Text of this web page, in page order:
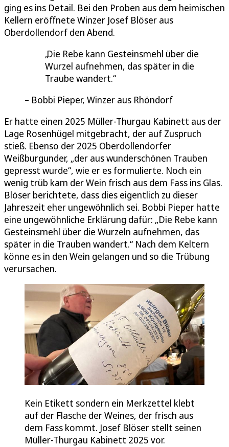
ging es ins Detail. Bei den Proben aus dem heimischen
Kellern eröffnete Winzer Josef Blöser aus
Oberdollendorf den Abend.
Die Rebe kann Gesteinsmehl über die
Wurzel aufnehmen, das später in die
Traube wandert.
Bobbi Pieper, Winzer aus Rhöndorf
Er hatte einen 2025 Müller-Thurgau Kabinett aus der
Lage Rosenhügel mitgebracht, der auf Zuspruch
stieß. Ebenso der 2025 Oberdollendorfer
Weißburgunder, „der aus wunderschönen Trauben
gepresst wurde“, wie er es formulierte. Noch ein
wenig trüb kam der Wein frisch aus dem Fass ins Glas.
Blöser berichtete, dass dies eigentlich zu dieser
Jahreszeit eher ungewöhnlich sei. Bobbi Pieper hatte
eine ungewöhnliche Erklärung dafür: „Die Rebe kann
Gesteinsmehl über die Wurzeln aufnehmen, das
später in die Trauben wandert.“ Nach dem Keltern
könne es in den Wein gelangen und so die Trübung
verursachen.
Kein Etikett sondern ein Merkzettel klebt
auf der Flasche der Weines, der frisch aus
dem Fass kommt. Josef Blöser stellt seinen
Müller-Thurgau Kabinett 2025 vor.